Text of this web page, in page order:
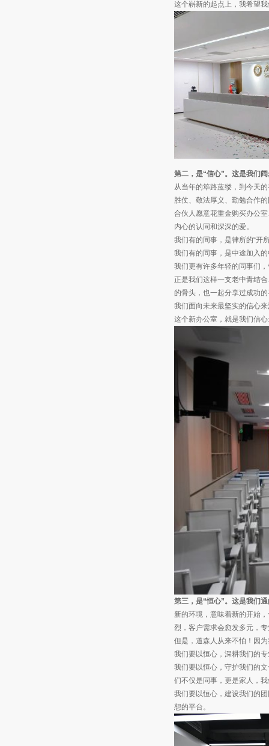
这个崭新的起点上，我希望
第二，是“信心”。这是我们
从当年的筚路蓝缕，到今天
胜仗、敬法厚义、勤勉合作
合伙人愿意花重金购买办公
内心的认同和深深的爱。
我们有的同事，是律所的“开
我们有的同事，是中途加入
我们更有许多年轻的同事们
正是我们这样一支老中青结
的骨头，也一起分享过成功
我们面向未来最坚实的信心
这个新办公室，就是我们信
第三，是“恒心”。这是我们
新的环境，意味着新的开始
烈，客户需求会愈发多元，
但是，道森人从来不怕！因
我们要以恒心，深耕我们的
我们要以恒心，守护我们的
们不仅是同事，更是家人，
我们要以恒心，建设我们的
想的平台。